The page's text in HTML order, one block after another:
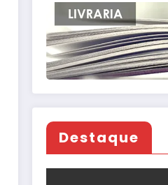
Destaque